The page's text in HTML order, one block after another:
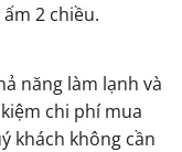
2 chiều.
năng làm lạnh và
chi phí mua
khách không cần